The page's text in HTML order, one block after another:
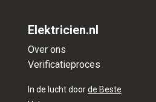
Elektricien.nl
Over ons
Verificatieproces
In de lucht doorde Beste